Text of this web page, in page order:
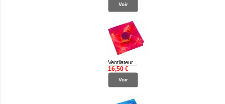
Voir
Ventilateur...
16,50 €
Voir